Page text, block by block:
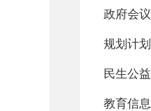
政府会议
规划计划
民生公益
教育信息